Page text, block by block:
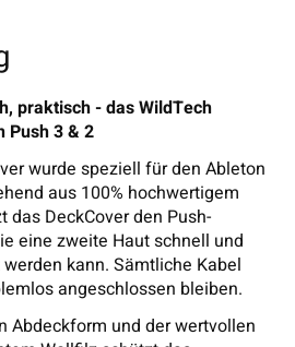
praktisch - dasWildTech
Push 3 & 2
wurde speziell für den Ableton
aus 100% hochwertigem
das DeckCover den Push-
eine zweite Haut schnell und
kann. Sämtliche Kabel
angeschlossen bleiben.
Abdeckform und der wertvollen